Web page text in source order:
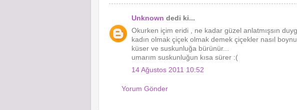
Unknown dedi ki...
Okurken içim eridi , ne kadar güzel anlatmışsın
kadın olmak çiçek olmak demek çiçekler nasıl
küser ve suskunluğa bürünür...
umarım suskunluğun kısa sürer :(
14 Ağustos 2011 10:52
Yorum Gönder